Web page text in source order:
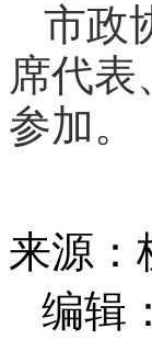
市政
席代
参加。
来源
编辑